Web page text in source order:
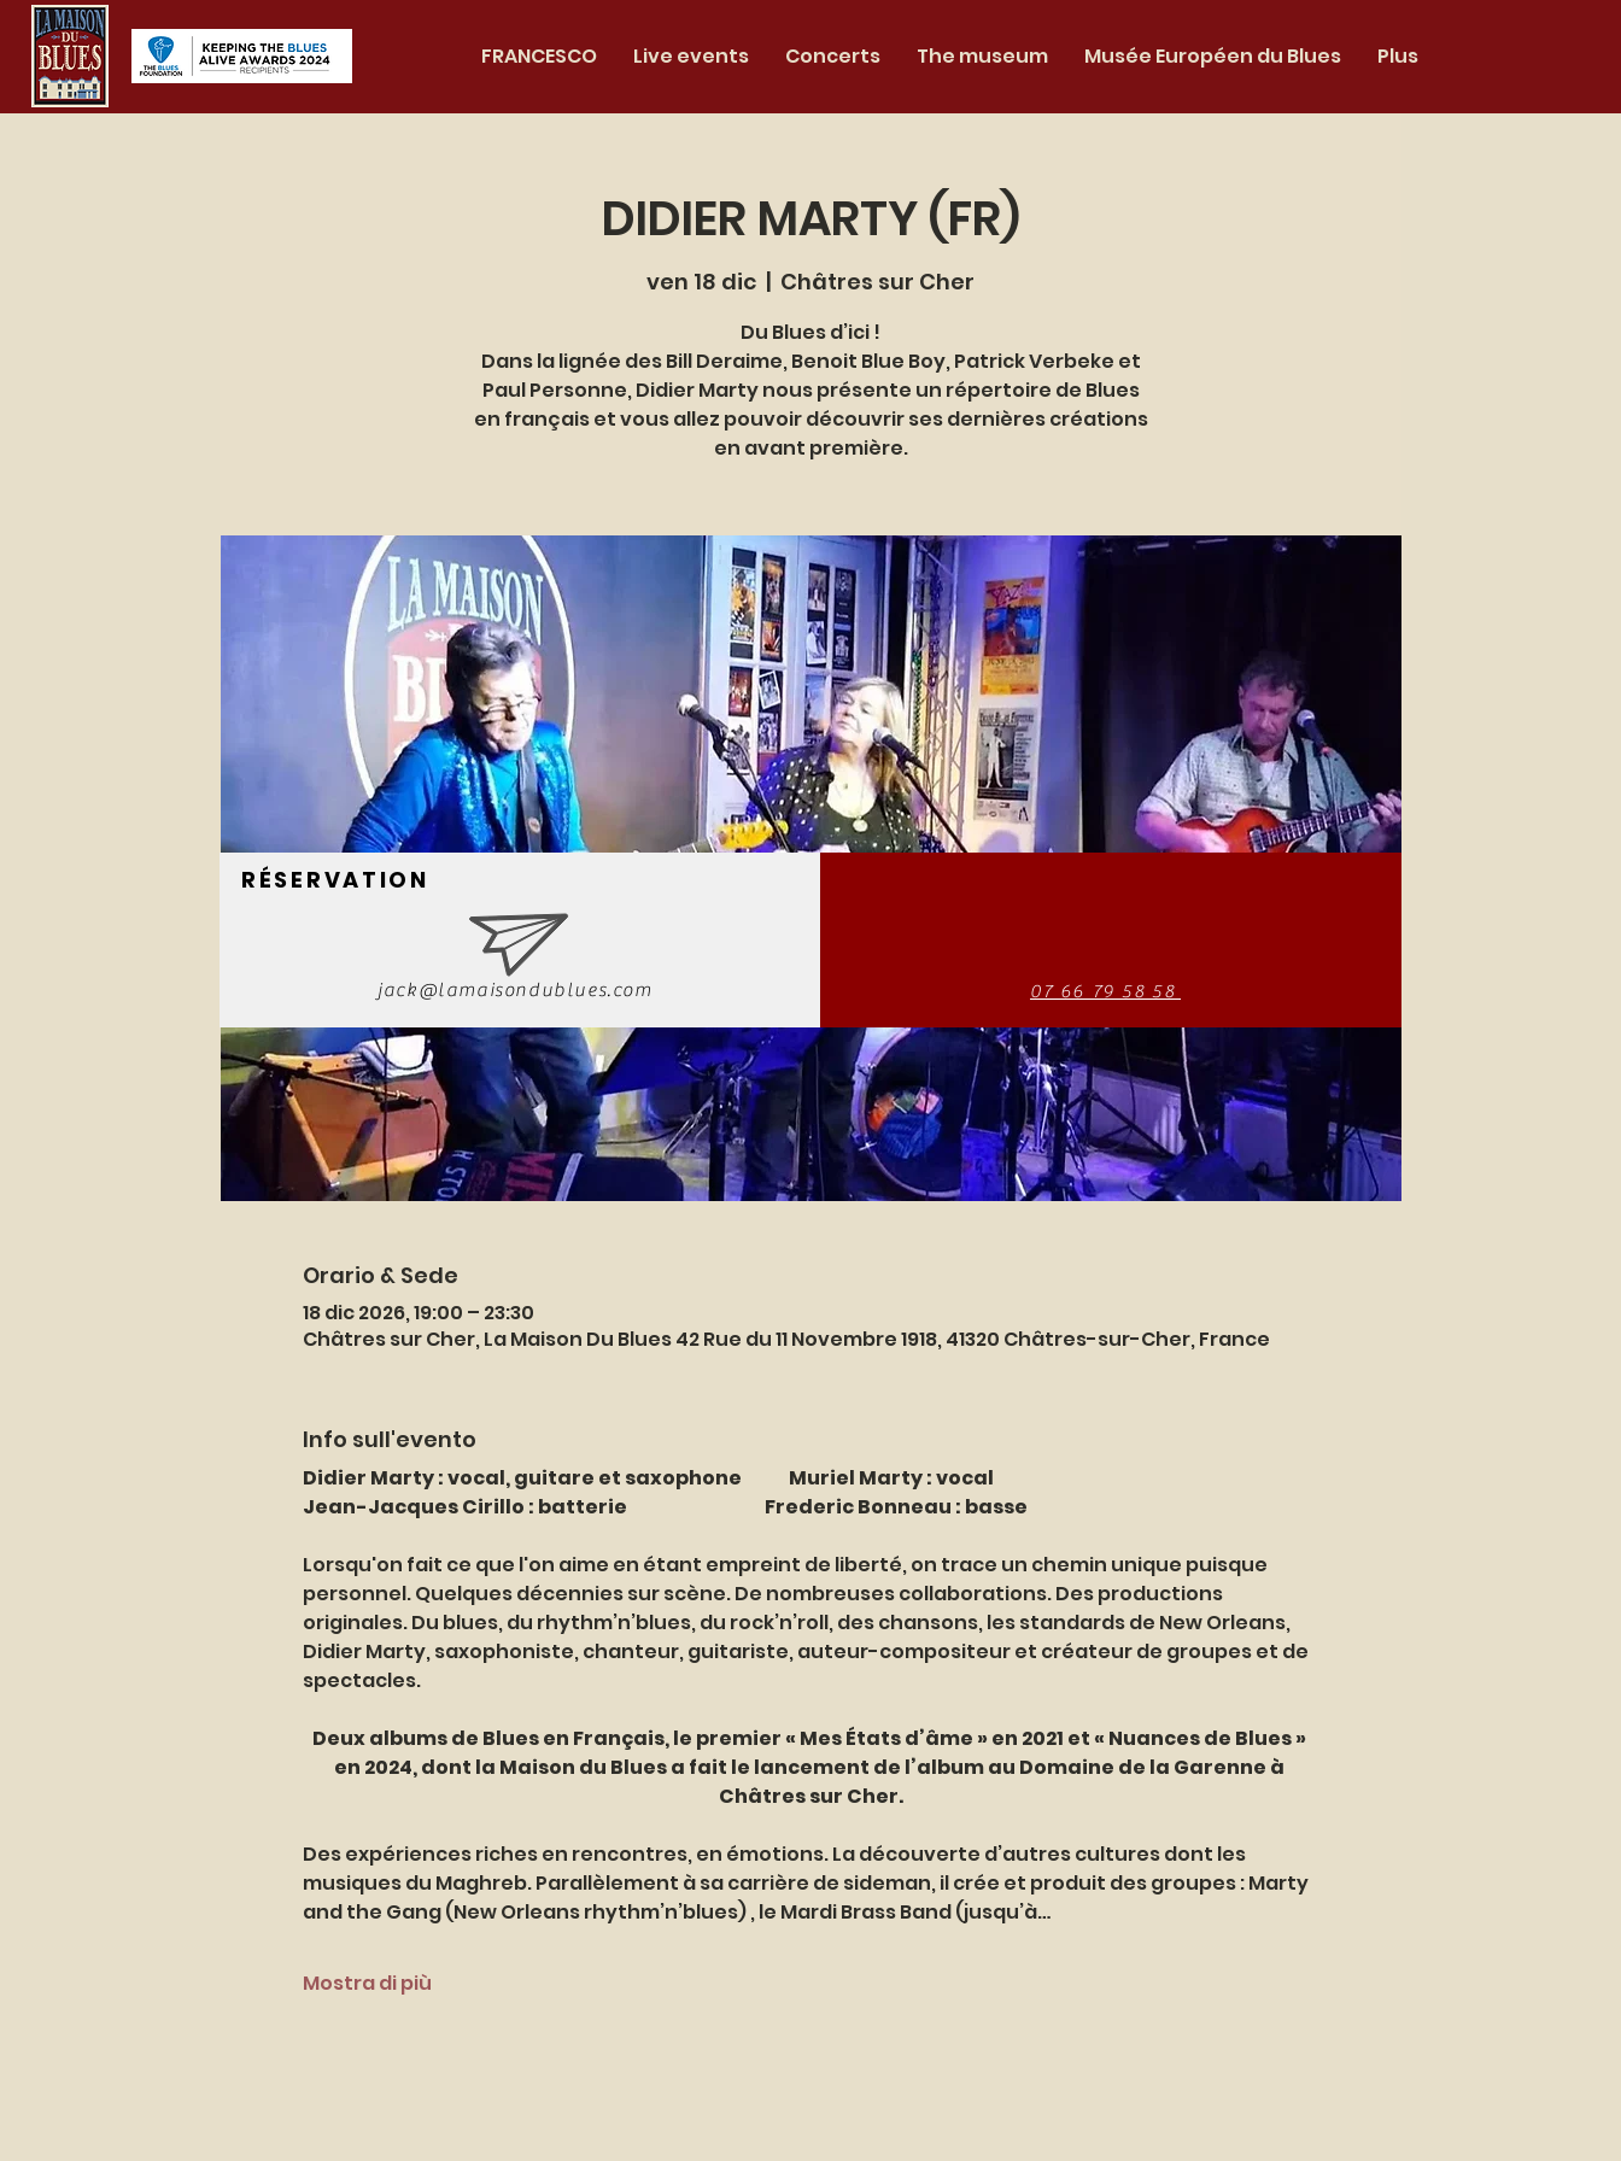
FRANCESCO Live events Concerts The museum Musée Européen du Blues Plus
DIDIER MARTY (FR)
ven 18 dic
  |
Châtres sur Cher
Du Blues d’ici !
Dans la lignée des Bill Deraime, Benoit Blue Boy, Patrick Verbeke et
Paul Personne, Didier Marty nous présente un répertoire de Blues
en français et vous allez pouvoir découvrir ses dernières créations
en avant première.
Orario & Sede
18 dic 2026, 19:00 – 23:30
Châtres sur Cher, La Maison Du Blues 42 Rue du 11 Novembre 1918, 41320 Châtres-sur-Cher, France
Info sull'evento
Didier Marty : vocal, guitare et saxophone             Muriel Marty : vocal
Jean-Jacques Cirillo : batterie                                      Frederic Bonneau : basse
Lorsqu'on fait ce que l'on aime en étant empreint de liberté, on trace un chemin unique puisque
personnel. Quelques décennies sur scène. De nombreuses collaborations. Des productions
originales. Du blues, du rhythm’n’blues, du rock’n’roll, des chansons, les standards de New Orleans,
Didier Marty, saxophoniste, chanteur, guitariste, auteur-compositeur et créateur de groupes et de
spectacles.
Deux albums de Blues en Français, le premier « Mes États d’âme » en 2021 et « Nuances de Blues »
en 2024, dont la Maison du Blues a fait le lancement de l’album au Domaine de la Garenne à
Châtres sur Cher.
Des expériences riches en rencontres, en émotions. La découverte d’autres cultures dont les
musiques du Maghreb. Parallèlement à sa carrière de sideman, il crée et produit des groupes : Marty
and the Gang (New Orleans rhythm’n’blues) , le Mardi Brass Band (jusqu’à…
Mostra di più
jack@lamaisondublues.com 07 66 79 58 58
RÉSERVATION